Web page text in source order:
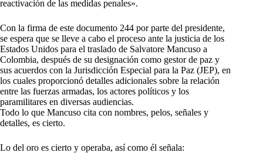
reactivación de las medidas penales».
Con la firma de este documento 244 por parte del presidente,
se espera que se lleve a cabo el proceso ante la justicia de los
Estados Unidos para el traslado de Salvatore Mancuso a
Colombia, después de su designación como gestor de paz y
sus acuerdos con la Jurisdicción Especial para la Paz (JEP), en
los cuales proporcionó detalles adicionales sobre la relación
entre las fuerzas armadas, los actores políticos y los
paramilitares en diversas audiencias.
Todo lo que Mancuso cita con nombres, pelos, señales y
detalles, es cierto.
Lo del oro es cierto y operaba, así como él señala: